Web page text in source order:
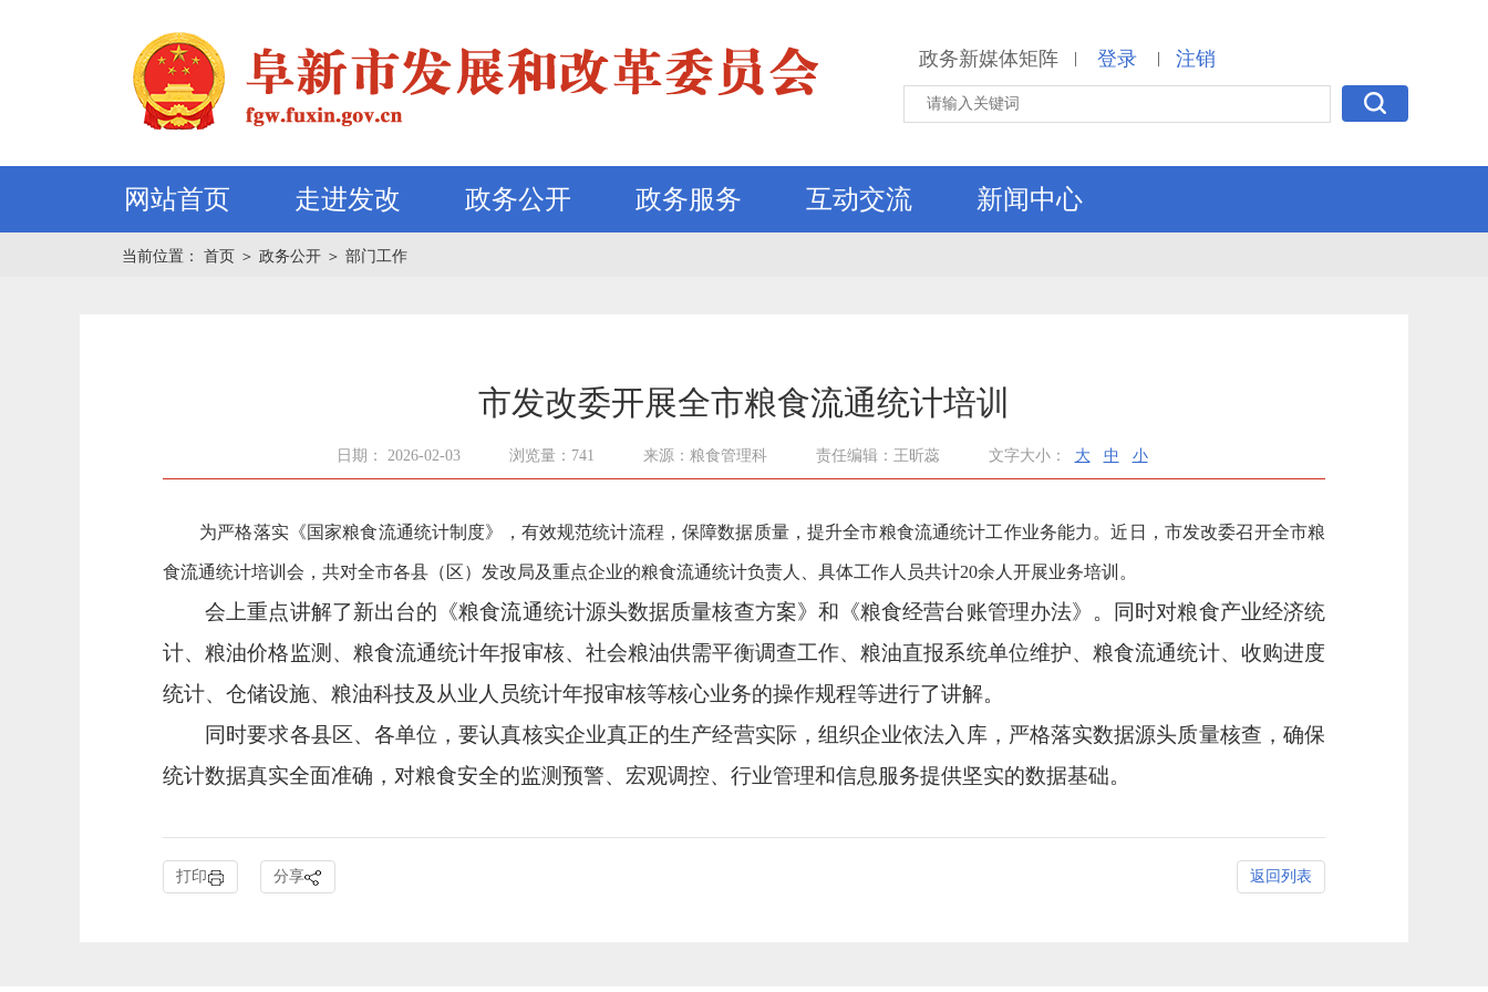
政务新媒体矩阵 | 登录 | 注销
网站首页 走进发改 政务公开 政务服务 互动交流 新闻中心
当前位置： 首页 ＞ 政务公开 ＞ 部门工作
市发改委开展全市粮食流通统计培训
日期： 2026-02-03 浏览量：741 来源：粮食管理科 责任编辑：王昕蕊 文字大小： 大 中 小
为严格落实《国家粮食流通统计制度》，有效规范统计流程，保障数据质量，提升全市粮食流通统计工作业务能力。近日，市发改委召开全市粮
食流通统计培训会，共对全市各县（区）发改局及重点企业的粮食流通统计负责人、具体工作人员共计20余人开展业务培训。
会上重点讲解了新出台的《粮食流通统计源头数据质量核查方案》和《粮食经营台账管理办法》。同时对粮食产业经济统
计、粮油价格监测、粮食流通统计年报审核、社会粮油供需平衡调查工作、粮油直报系统单位维护、粮食流通统计、收购进度
统计、仓储设施、粮油科技及从业人员统计年报审核等核心业务的操作规程等进行了讲解。
同时要求各县区、各单位，要认真核实企业真正的生产经营实际，组织企业依法入库，严格落实数据源头质量核查，确保
统计数据真实全面准确，对粮食安全的监测预警、宏观调控、行业管理和信息服务提供坚实的数据基础。
打印 分享 返回列表